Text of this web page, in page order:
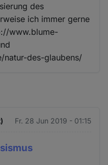
des
ich immer gerne
www.blume-
natur-des-glaubens/
Fr. 28 Jun 2019 - 01:15